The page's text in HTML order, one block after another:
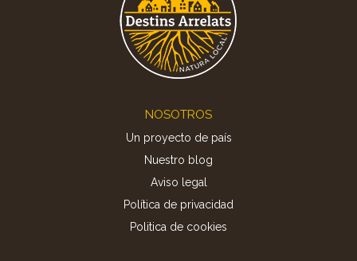
NOSOTROS
Un proyecto de país
Nuestro blog
Aviso legal
Política de privacidad
Politica de cookies